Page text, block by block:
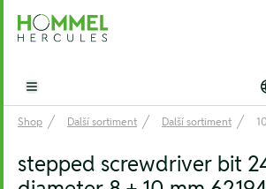
Hommel Hercules
Open main menu
Shop Další sortiment Další sortiment
stepped screwdriver bit